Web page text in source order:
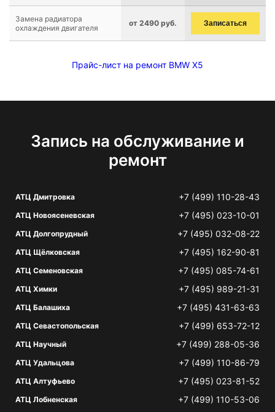
Замена радиатора
охлаждения двигателя
от 2490 руб. Записаться
Прайс-лист на ремонт BMW X5
Запись на обслуживание и
ремонт
АТЦ Дмитровка +7 (499) 110-28-43
АТЦ Новоясеневская +7 (495) 023-10-01
АТЦ Долгопрудный +7 (495) 032-08-22
АТЦ Щёлковская +7 (495) 162-90-81
АТЦ Семеновская +7 (495) 085-74-61
АТЦ Химки +7 (495) 989-21-31
АТЦ Балашиха +7 (495) 431-63-63
АТЦ Севастопольская +7 (499) 653-72-12
АТЦ Научный +7 (499) 288-05-36
АТЦ Удальцова +7 (499) 110-86-79
АТЦ Алтуфьево +7 (495) 023-81-52
АТЦ Лобненская +7 (499) 110-53-06